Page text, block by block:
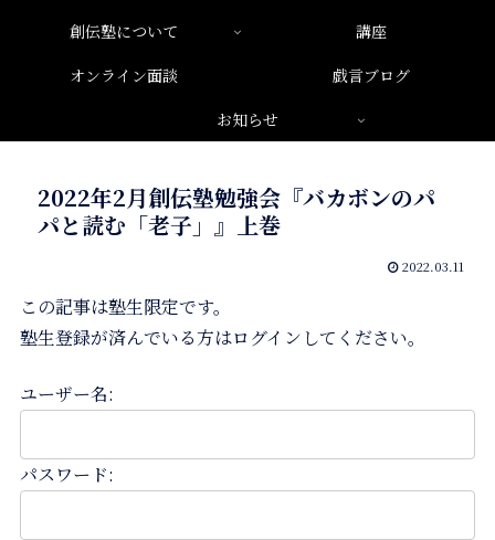
創伝塾について
講座
オンライン面談
戯言ブログ
お知らせ
2022年2月創伝塾勉強会『バカボンのパ
パと読む「老子」』上巻
2022.03.11
この記事は塾生限定です。
塾生登録が済んでいる方はログインしてください。
ユーザー名:
パスワード: